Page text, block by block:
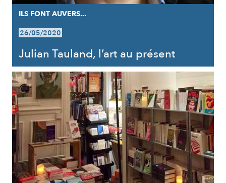
ILS FONT AUVERS...
26/05/2020
Julian Tauland, l’art au présent